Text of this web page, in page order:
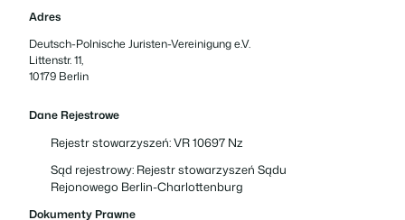
Adres
Deutsch-Polnische Juristen-Vereinigung e.V.
Littenstr. 11,
10179 Berlin
Dane Rejestrowe
Rejestr stowarzyszeń: VR 10697 Nz
Sąd rejestrowy: Rejestr stowarzyszeń Sądu
Rejonowego Berlin-Charlottenburg
Dokumenty Prawne